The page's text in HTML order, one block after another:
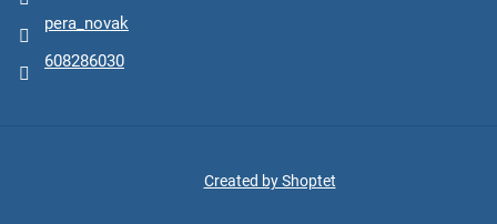
pera_novak
608286030
Created by Shoptet